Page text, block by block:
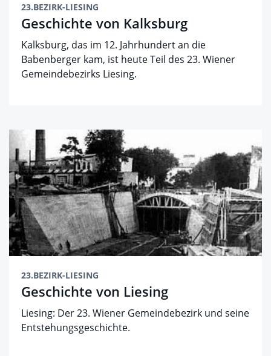
23.BEZIRK-LIESING
Geschichte von Kalksburg
Kalksburg, das im 12. Jahrhundert an die
Babenberger kam, ist heute Teil des 23. Wiener
Gemeindebezirks Liesing.
23.BEZIRK-LIESING
Geschichte von Liesing
Liesing: Der 23. Wiener Gemeindebezirk und seine
Entstehungsgeschichte.